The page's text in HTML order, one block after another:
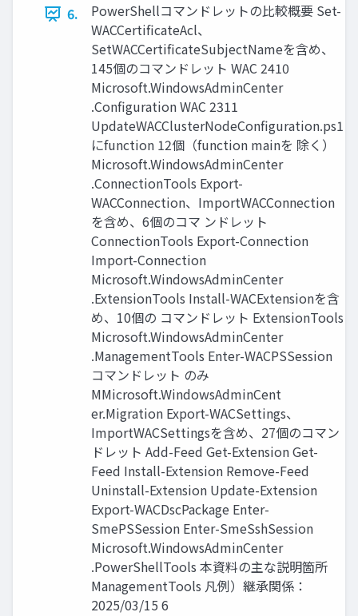
6.
PowerShellコマンドレットの比較概要 Set-
WACCertificateAcl、
SetWACCertificateSubjectNameを含め、
145個のコマンドレット WAC 2410
Microsoft.WindowsAdminCenter
.Configuration WAC 2311
UpdateWACClusterNodeConfiguration.ps1
にfunction 12個（function mainを 除く）
Microsoft.WindowsAdminCenter
.ConnectionTools Export-
WACConnection、ImportWACConnection
を含め、6個のコマ ンドレット
ConnectionTools Export-Connection
Import-Connection
Microsoft.WindowsAdminCenter
.ExtensionTools Install-WACExtensionを含
め、10個の コマンドレット ExtensionTools
Microsoft.WindowsAdminCenter
.ManagementTools Enter-WACPSSession
コマンドレット のみ
MMicrosoft.WindowsAdminCent
er.Migration Export-WACSettings、
ImportWACSettingsを含め、27個のコマン
ドレット Add-Feed Get-Extension Get-
Feed Install-Extension Remove-Feed
Uninstall-Extension Update-Extension
Export-WACDscPackage Enter-
SmePSSession Enter-SmeSshSession
Microsoft.WindowsAdminCenter
.PowerShellTools 本資料の主な説明箇所
ManagementTools 凡例）継承関係：
2025/03/15 6